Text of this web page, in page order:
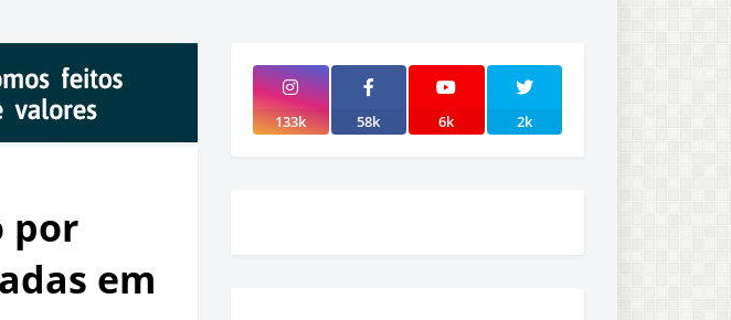
por
em
133k 58k 6k 2k